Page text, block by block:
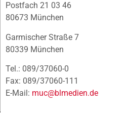
Postfach 21 03 46
80673 München
Garmischer Straße 7
80339 München
Tel.: 089/37060-0
Fax: 089/37060-111
E-Mail: muc@blmedien.de